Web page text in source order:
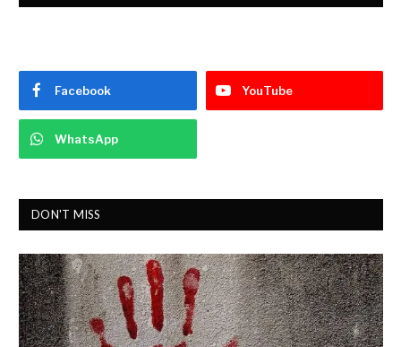
Facebook YouTube
WhatsApp
DON'T MISS